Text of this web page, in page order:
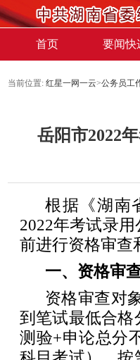
首页 要闻快
当前位置: 红星一网一云>公务员工
岳阳市2022
根据《湖南
2022年考试录
前进行资格审查
一、资格审
资格审查对
到笔试最低合格
测验+申论总分